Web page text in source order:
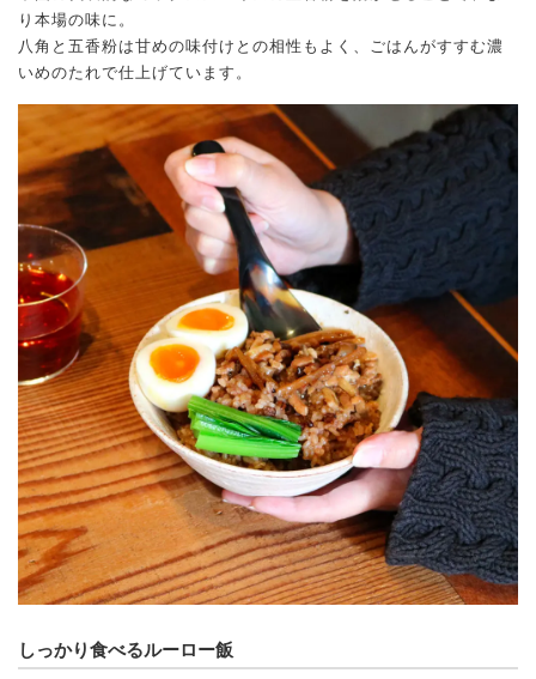
り本場の味に。
八角と五香粉は甘めの味付けとの相性もよく、ごはんがすすむ濃
いめのたれで仕上げています。
しっかり食べるルーロー飯